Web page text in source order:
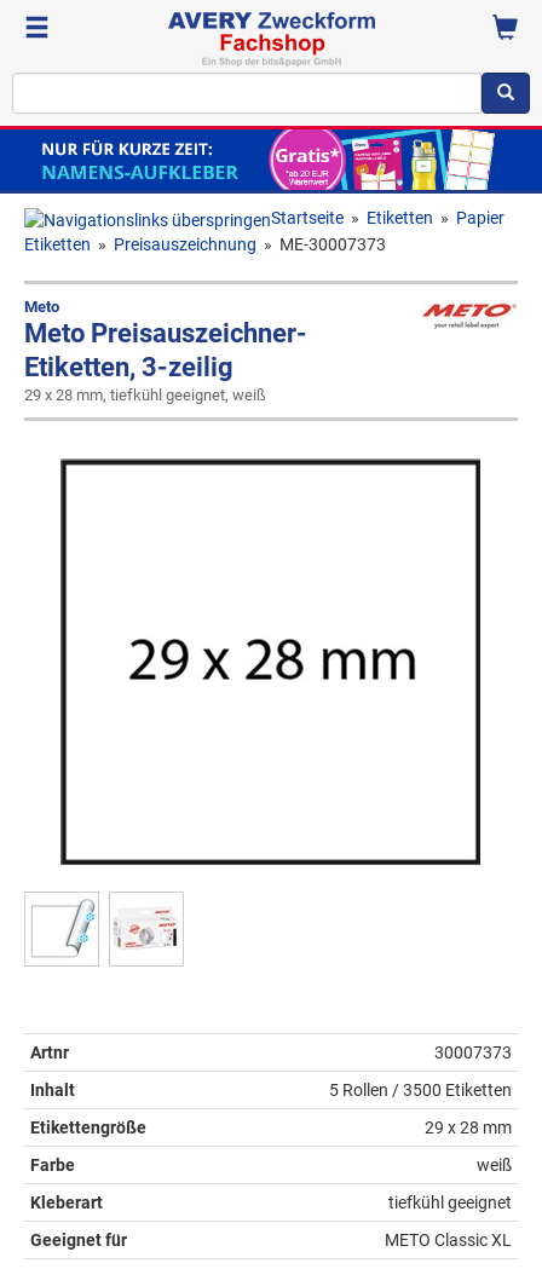
Startseite » Etiketten » Papier
Etiketten » Preisauszeichnung » ME-30007373
Meto
Meto Preisauszeichner-
Etiketten, 3-zeilig
29 x 28 mm, tiefkühl geeignet, weiß
Artnr
30007373
Inhalt
5 Rollen / 3500 Etiketten
Etikettengröße
29 x 28 mm
Farbe
weiß
Kleberart
tiefkühl geeignet
Geeignet für
METO Classic XL